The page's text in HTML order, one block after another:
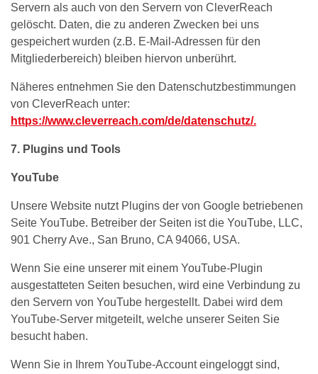
Servern als auch von den Servern von CleverReach
gelöscht. Daten, die zu anderen Zwecken bei uns
gespeichert wurden (z.B. E-Mail-Adressen für den
Mitgliederbereich) bleiben hiervon unberührt.
Näheres entnehmen Sie den Datenschutzbestimmungen
von CleverReach unter:
https://www.cleverreach.com/de/datenschutz/.
7. Plugins und Tools
YouTube
Unsere Website nutzt Plugins der von Google betriebenen
Seite YouTube. Betreiber der Seiten ist die YouTube, LLC,
901 Cherry Ave., San Bruno, CA 94066, USA.
Wenn Sie eine unserer mit einem YouTube-Plugin
ausgestatteten Seiten besuchen, wird eine Verbindung zu
den Servern von YouTube hergestellt. Dabei wird dem
YouTube-Server mitgeteilt, welche unserer Seiten Sie
besucht haben.
Wenn Sie in Ihrem YouTube-Account eingeloggt sind,